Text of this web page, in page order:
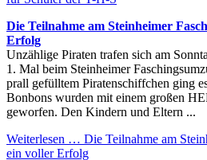
Die Teilnahme am Steinheimer
Erfolg
Unzählige Piraten trafen sich am
1. Mal beim Steinheimer
prall gefülltem Piratenschiffchen ging
Bonbons wurden mit einem großen
geworfen. Den Kindern und Eltern ...
Weiterlesen … Die Teilnahme am
ein voller Erfolg